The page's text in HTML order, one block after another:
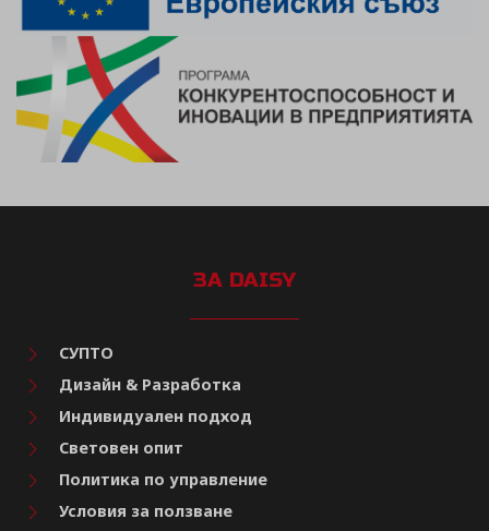
ЗА DAISY
СУПТО
Дизайн & Разработка
Индивидуален подход
Световен опит
Политика по управление
Условия за ползване